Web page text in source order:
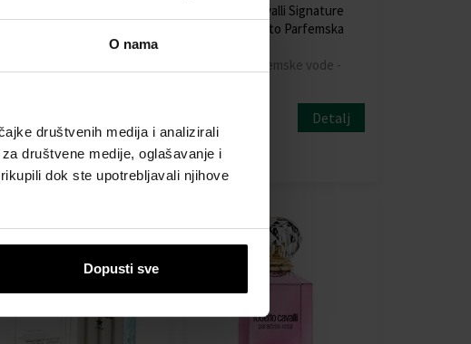
O nama
društvenih medija i analizirali
društvene medije, oglašavanje i
dok ste upotrebljavali njihove
Dopusti sve
€
Roberto Cavalli Signature
Nero Assoluto Parfemska
100ml - Parfemske vode -
Detalj
50,00 €